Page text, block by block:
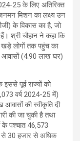
25 के लिए अतिरिक्‍त
मिशन का लक्ष्य उन
के विकास का है, जो
श्री चौहान ने कहा कि
खड़े लोगों तक पहुंच का
आवासों (4.90 लाख घर)
इससे पूर्व राज्‍यों को
वर्ष 2024-25 में)
की स्‍वीकृति दी
की जा चुकी है तथा
के पश्‍चात 46,573
से 30 हजार से अधिक